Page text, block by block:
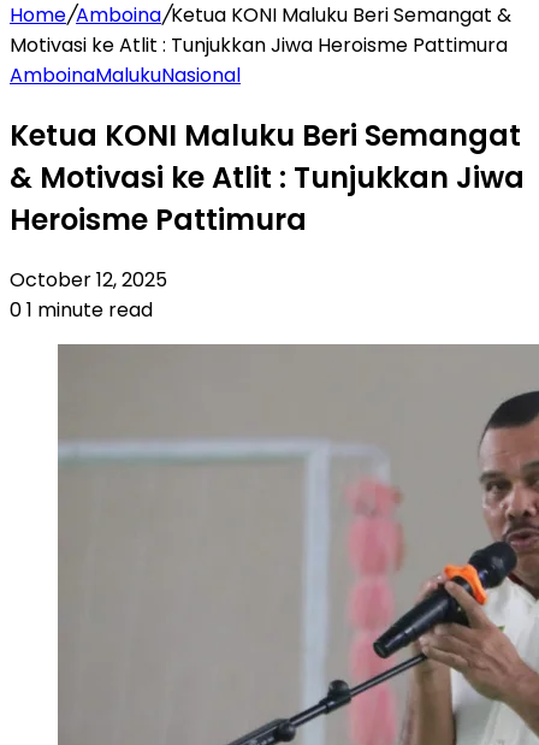
Home/Amboina/Ketua KONI Maluku Beri Semangat &
Motivasi ke Atlit : Tunjukkan Jiwa Heroisme Pattimura
AmboinaMalukuNasional
Ketua KONI Maluku Beri Semangat
& Motivasi ke Atlit : Tunjukkan Jiwa
Heroisme Pattimura
October 12, 2025
01 minute read